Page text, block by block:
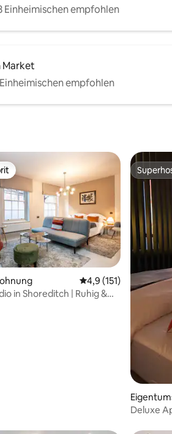
Einheimischen empfohlen
Market
empfohlen
Durchschnittliche
4,9 (151)
in Shoreditch | Ruhig &
Deluxe